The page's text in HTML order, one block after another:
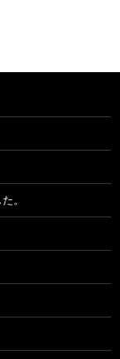
。